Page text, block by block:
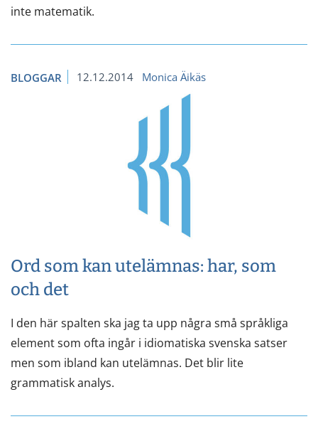
inte matematik.
BLOGGAR 12.12.2014 Monica Äikäs
Ord som kan utelämnas: har, som
och det
I den här spalten ska jag ta upp några små språkliga
element som ofta ingår i idiomatiska svenska satser
men som ibland kan utelämnas. Det blir lite
grammatisk analys.